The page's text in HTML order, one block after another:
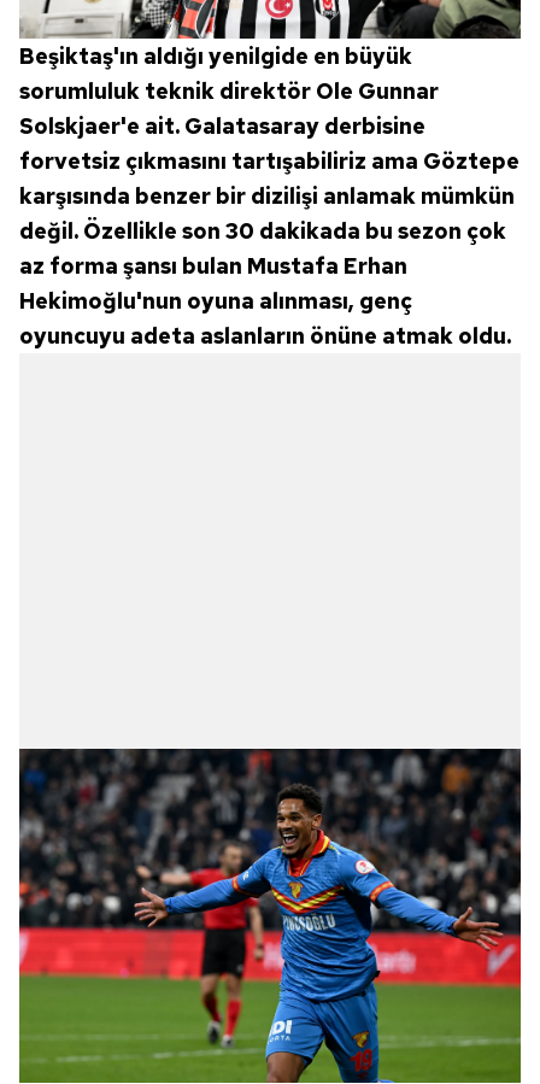
Beşiktaş'ın aldığı yenilgide en büyük
sorumluluk teknik direktör Ole Gunnar
Solskjaer'e ait. Galatasaray derbisine
forvetsiz çıkmasını tartışabiliriz ama Göztepe
karşısında benzer bir dizilişi anlamak mümkün
değil. Özellikle son 30 dakikada bu sezon çok
az forma şansı bulan Mustafa Erhan
Hekimoğlu'nun oyuna alınması, genç
oyuncuyu adeta aslanların önüne atmak oldu.